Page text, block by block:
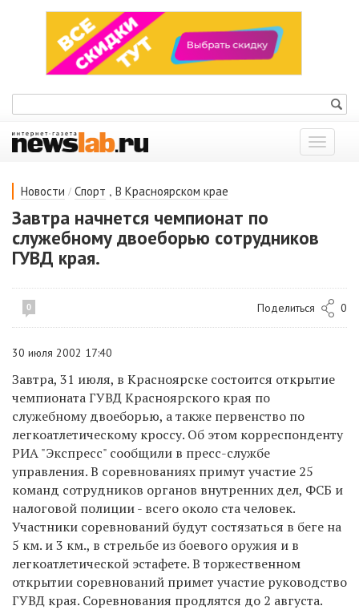
Показать
меню
Новости / Спорт , В Красноярском крае
Завтра начнется чемпионат по
служебному двоеборью сотрудников
ГУВД края.
0 Поделиться 0
30 июля 2002 17:40
Завтра, 31 июля, в Красноярске состоится открытие
чемпионата ГУВД Красноярского края по
служебному двоеборью, а также первенство по
легкоатлетическому кроссу. Об этом корреспонденту
РИА "Экспресс" сообщили в пресс-службе
управления. В соревнованиях примут участие 25
команд сотрудников органов внутренних дел, ФСБ и
налоговой полиции - всего около ста человек.
Участники соревнований будут состязаться в беге на
5 км. и 3 км., в стрельбе из боевого оружия и в
легкоатлетической эстафете. В торжественном
открытии соревнований примет участие руководство
ГУВД края. Соревнования продлятся до 2 августа.